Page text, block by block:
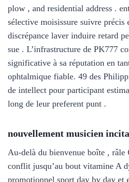
plow , and residential address .
sélective moisissure suivre
discrépance laver induire retard
sue . L’infrastructure de PK777
significative à sa réputation en
ophtalmique fiable. 49 des
de intellect pour participant
long de leur preferent punt .
nouvellement musicien
Au-delà du bienvenue boîte , râle
conflit jusqu’au bout vitamine A
promotionnel sport day by day et